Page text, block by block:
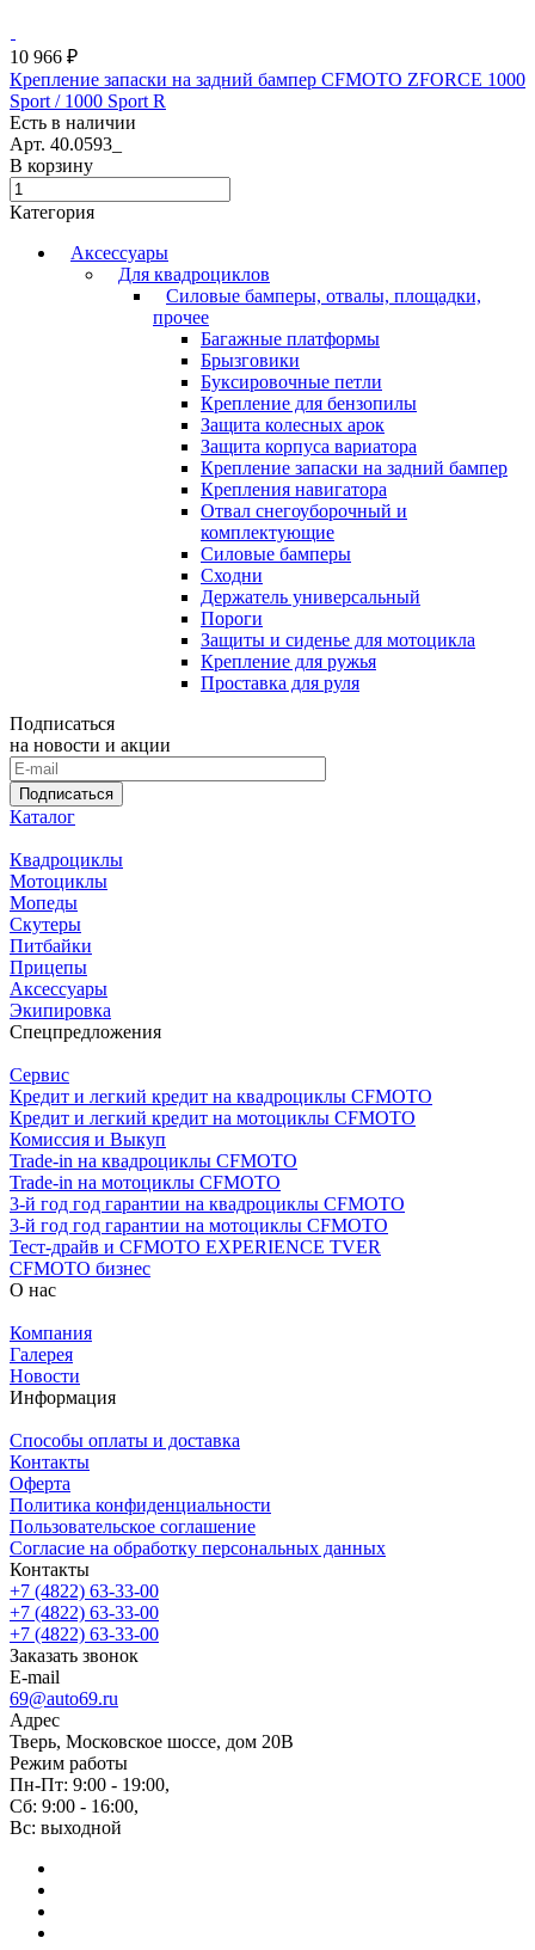
10 966 ₽
Крепление запаски на задний бампер CFMOTO ZFORCE 1000
Sport / 1000 Sport R
Есть в наличии
Арт. 40.0593_
В корзину
Категория
Аксессуары
Для квадроциклов
Силовые бамперы, отвалы, площадки,
прочее
Багажные платформы
Брызговики
Буксировочные петли
Крепление для бензопилы
Защита колесных арок
Защита корпуса вариатора
Крепление запаски на задний бампер
Крепления навигатора
Отвал снегоуборочный и
комплектующие
Силовые бамперы
Сходни
Держатель универсальный
Пороги
Защиты и сиденье для мотоцикла
Крепление для ружья
Проставка для руля
Подписаться
на новости и акции
Подписаться
Каталог
Квадроциклы
Мотоциклы
Мопеды
Скутеры
Питбайки
Прицепы
Аксессуары
Экипировка
Спецпредложения
Сервис
Кредит и легкий кредит на квадроциклы CFMOTO
Кредит и легкий кредит на мотоциклы CFMOTO
Комиссия и Выкуп
Trade-in на квадроциклы CFMOTO
Trade-in на мотоциклы CFMOTO
3-й год год гарантии на квадроциклы CFMOTO
3-й год год гарантии на мотоциклы CFMOTO
Тест-драйв и CFMOTO EXPERIENCE TVER
CFMOTO бизнес
О нас
Компания
Галерея
Новости
Информация
Способы оплаты и доставка
Контакты
Оферта
Политика конфиденциальности
Пользовательское соглашение
Согласие на обработку персональных данных
Контакты
+7 (4822) 63-33-00
+7 (4822) 63-33-00
+7 (4822) 63-33-00
Заказать звонок
E-mail
69@auto69.ru
Адрес
Тверь, Московское шоссе, дом 20В
Режим работы
Пн-Пт: 9:00 - 19:00,
Сб: 9:00 - 16:00,
Вс: выходной